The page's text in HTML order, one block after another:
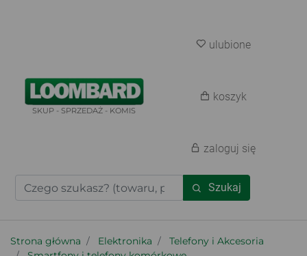
SKUP - SPRZEDAŻ - KOMIS
Szukaj
ulubione
koszyk
zaloguj się
Strona główna Elektronika
Telefony i Akcesoria